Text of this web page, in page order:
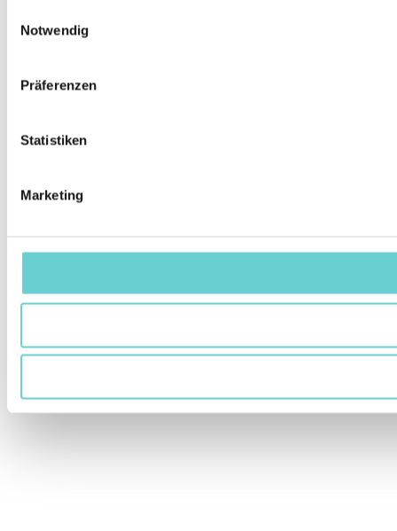
Notwendig
Präferenzen
Statistiken
Marketing